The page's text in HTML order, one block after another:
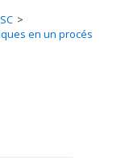
en un procés